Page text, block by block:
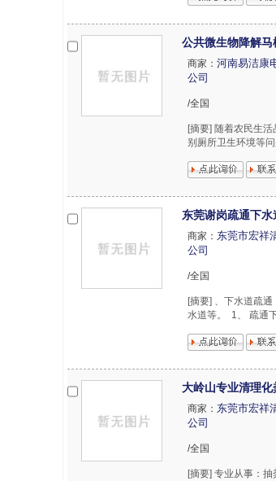
公共微生物降解
商家： 河南易洁康
公司
/全国
[摘要] 随着农民生
别厕所卫生环境等
东莞谢岗疏通下
商家： 东莞市宏祥
公司
/全国
[摘要] 、下水道疏
水道等。 1、 疏通
大岭山专业清理化
商家： 东莞市宏祥
公司
/全国
[摘要] 专业从事：